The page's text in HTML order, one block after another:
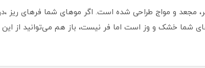
و مواج طراحی شده است. اگر موهای شما فرهای ریز
شما خشک و وز است اما فر نیست، باز هم می‌توانید از